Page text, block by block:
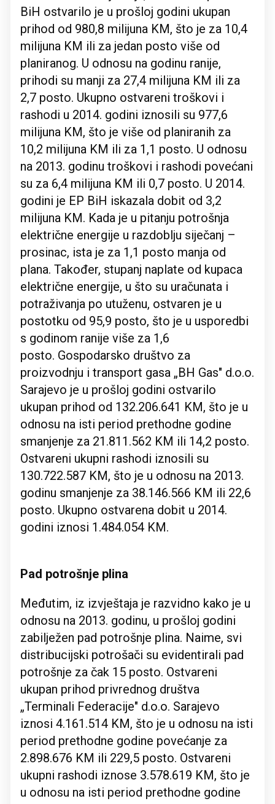
BiH ostvarilo je u prošloj godini ukupan
prihod od 980,8 milijuna KM, što je za 10,4
milijuna KM ili za jedan posto više od
planiranog. U odnosu na godinu ranije,
prihodi su manji za 27,4 milijuna KM ili za
2,7 posto. Ukupno ostvareni troškovi i
rashodi u 2014. godini iznosili su 977,6
milijuna KM, što je više od planiranih za
10,2 milijuna KM ili za 1,1 posto. U odnosu
na 2013. godinu troškovi i rashodi povećani
su za 6,4 milijuna KM ili 0,7 posto. U 2014.
godini je EP BiH iskazala dobit od 3,2
milijuna KM. Kada je u pitanju potrošnja
električne energije u razdoblju siječanj –
prosinac, ista je za 1,1 posto manja od
plana. Također, stupanj naplate od kupaca
električne energije, u što su uračunata i
potraživanja po utuženu, ostvaren je u
postotku od 95,9 posto, što je u usporedbi
s godinom ranije više za 1,6
posto. Gospodarsko društvo za
proizvodnju i transport gasa „BH Gas" d.o.o.
Sarajevo je u prošloj godini ostvarilo
ukupan prihod od 132.206.641 KM, što je u
odnosu na isti period prethodne godine
smanjenje za 21.811.562 KM ili 14,2 posto.
Ostvareni ukupni rashodi iznosili su
130.722.587 KM, što je u odnosu na 2013.
godinu smanjenje za 38.146.566 KM ili 22,6
posto. Ukupno ostvarena dobit u 2014.
godini iznosi 1.484.054 KM.
Pad potrošnje plina
Međutim, iz izvještaja je razvidno kako je u
odnosu na 2013. godinu, u prošloj godini
zabilježen pad potrošnje plina. Naime, svi
distribucijski potrošači su evidentirali pad
potrošnje za čak 15 posto. Ostvareni
ukupan prihod privrednog društva
„Terminali Federacije" d.o.o. Sarajevo
iznosi 4.161.514 KM, što je u odnosu na isti
period prethodne godine povećanje za
2.898.676 KM ili 229,5 posto. Ostvareni
ukupni rashodi iznose 3.578.619 KM, što je
u odnosu na isti period prethodne godine